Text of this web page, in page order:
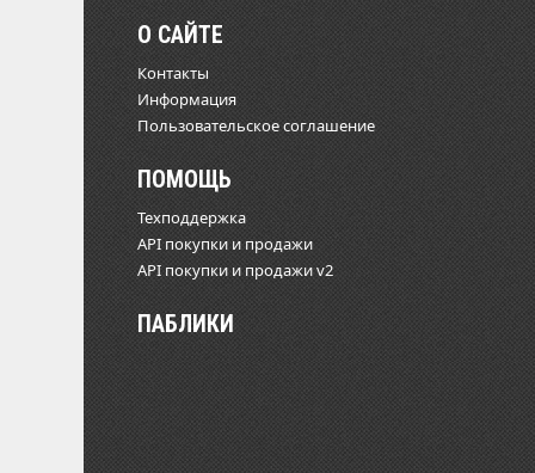
О САЙТЕ
Контакты
Информация
Пользовательское соглашение
ПОМОЩЬ
Техподдержка
API покупки и продажи
API покупки и продажи v2
ПАБЛИКИ